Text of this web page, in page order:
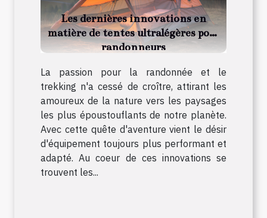
Les dernières innovations en
matière de tentes ultralégères pour
randonneurs
La passion pour la randonnée et le
trekking n'a cessé de croître, attirant les
amoureux de la nature vers les paysages
les plus époustouflants de notre planète.
Avec cette quête d'aventure vient le désir
d'équipement toujours plus performant et
adapté. Au coeur de ces innovations se
trouvent les...